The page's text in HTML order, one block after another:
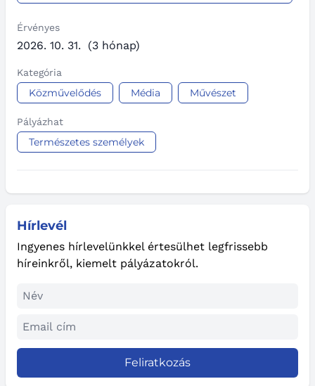
Hírlevél
Ingyenes hírlevelünkkel értesülhet legfrissebb
híreinkről, kiemelt pályázatokról.
Feliratkozás
Érvényes
2026. 10. 31. (3 hónap)
Kategória
Közművelődés Média Művészet
Pályázhat
Természetes személyek